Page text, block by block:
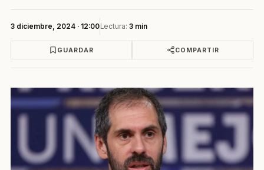
3 diciembre, 2024 · 12:00Lectura: 3 min
GUARDAR COMPARTIR